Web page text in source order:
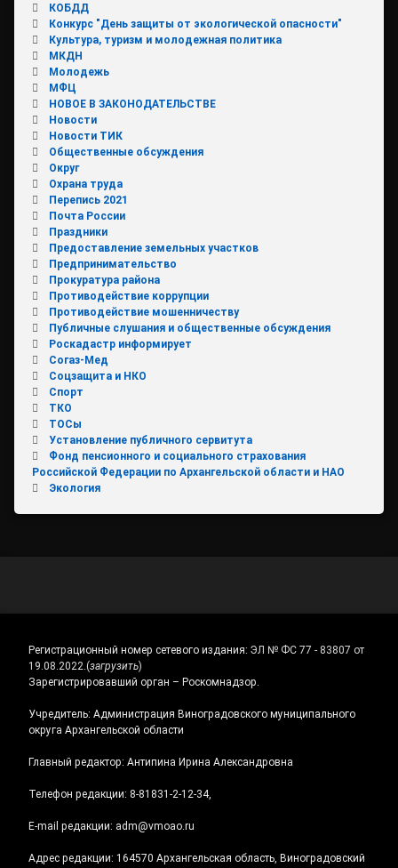
КОБДД
Конкурс "День защиты от экологической опасности"
Культура, туризм и молодежная политика
МКДН
Молодежь
МФЦ
НОВОЕ В ЗАКОНОДАТЕЛЬСТВЕ
Новости
Новости ТИК
Общественные обсуждения
Округ
Охрана труда
Перепись 2021
Почта России
Праздники
Предоставление земельных участков
Предпринимательство
Прокуратура района
Противодействие коррупции
Противодействие мошенничеству
Публичные слушания и общественные обсуждения
Роскадастр информирует
Согаз-Мед
Соцзащита и НКО
Спорт
ТКО
ТОСы
Установление публичного сервитута
Фонд пенсионного и социального страхования
Российской Федерации по Архангельской области и НАО
Экология
Регистрационный номер сетевого издания: ЭЛ № ФС 77 - 83807 от
19.08.2022.(загрузить)
Зарегистрировавший орган – Роскомнадзор.
Учредитель: Администрация Виноградовского муниципального
округа Архангельской области
Главный редактор: Антипина Ирина Александровна
Телефон редакции: 8-81831-2-12-34,
E-mail редакции: adm@vmoao.ru
Адрес редакции: 164570 Архангельская область, Виноградовский